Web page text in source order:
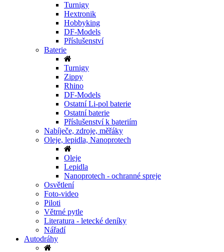
Turnigy
Hextronik
Hobbyking
DF-Models
Příslušenství
Baterie
Turnigy
Zippy
Rhino
DF-Models
Ostatní Li-pol baterie
Ostatní baterie
Příslušenství k bateriím
Nabíječe, zdroje, měřáky
Oleje, lepidla, Nanoprotech
Oleje
Lepidla
Nanoprotech - ochranné spreje
Osvětlení
Foto-video
Piloti
Větrné pytle
Literatura - letecké deníky
Nářadí
Autodráhy